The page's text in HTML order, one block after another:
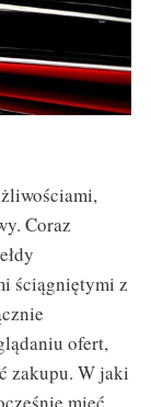
Coraz
ściągniętymi z
ofert,
zakupu. W jaki
mieć